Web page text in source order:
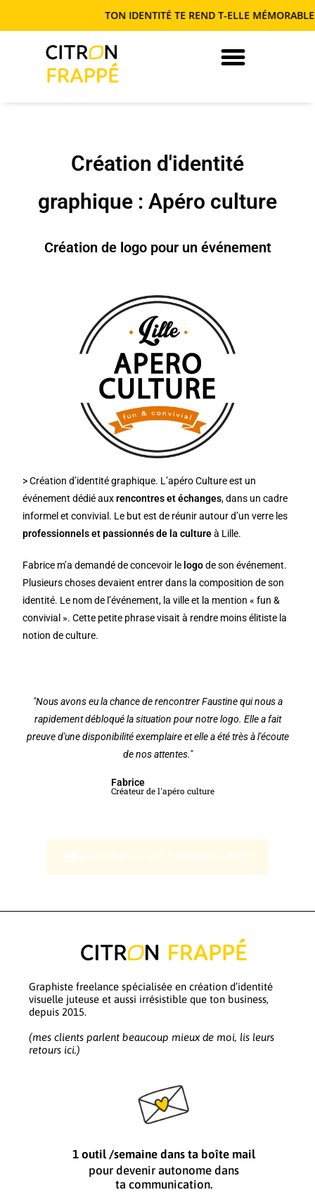
TON IDENTITÉ TE REND T-ELLE MÉMORABLE
Création d'identité
graphique : Apéro culture
Création de logo pour un événement
> Création d’identité graphique. L’apéro Cultureest un
événement dédié auxrencontres et échanges, dans un cadre
informel et convivial. Le but est de réunir autour d’un verre les
professionnels et passionnés de la cultureà Lille.
Fabrice m’a demandé de concevoir le logode son événement.
Plusieurs choses devaient entrer dans la composition de son
identité. Le nom de l’événement, la ville et la mention « fun &
convivial ». Cette petite phrase visait à rendre moins élitiste la
notion de culture.
"Nous avons eu la chance de rencontrer Faustine qui nous a
rapidement débloqué la situation pour notre logo. Elle a fait
preuve d'une disponibilité exemplaire et elle a été très à l'écoute
de nos attentes."
Fabrice
Créateur de l'apéro culture
Graphiste freelance spécialisée en création d’identité
visuelle juteuse et aussi irrésistible que ton business,
depuis 2015.
(mes clients parlent beaucoup mieux de moi, lis leurs
retours ici.)
1 outil /semaine dans ta boîte mail
pour devenir autonome dans
ta communication.